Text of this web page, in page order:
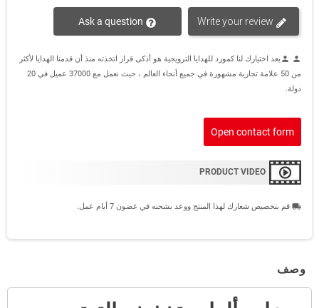
person
person يعد اختيارك لنا كمورد للهدايا الترويجية هو أذكى قرار اتخذته منذ أن قدمنا الهدايا لأكثر
من 50 علامة تجارية مشهورة في جميع أنحاء العالم ، حيث نعمل مع 37000 عميل في 20
دولة.
Open contact form
PRODUCT VIDEO
local_shipping قم بتخصيص شعارك لهذا المنتج ووعد بشحنه في غضون 7 أيام عمل.
وصف